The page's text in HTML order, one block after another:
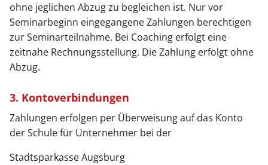
ohne jeglichen Abzug zu begleichen ist. Nur vor
Seminarbeginn eingegangene Zahlungen berechtigen
zur Seminarteilnahme. Bei Coaching erfolgt eine
zeitnahe Rechnungsstellung. Die Zahlung erfolgt ohne
Abzug.
3. Kontoverbindungen
Zahlungen erfolgen per Überweisung auf das Konto
der Schule für Unternehmer bei der
Stadtsparkasse Augsburg